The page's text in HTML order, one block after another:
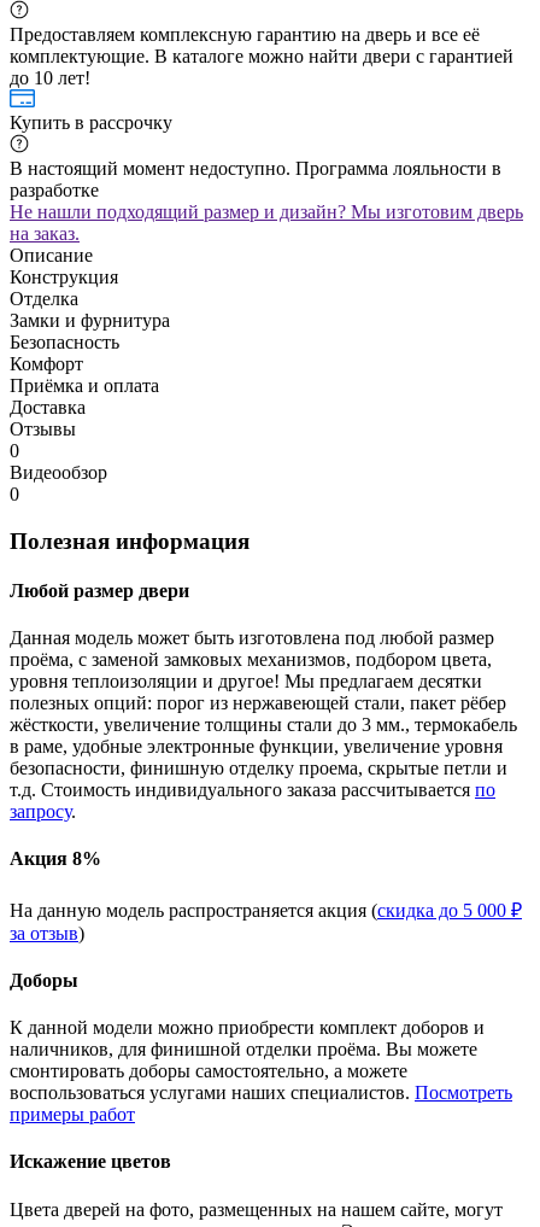
Предоставляем комплексную гарантию на дверь и все её
комплектующие. В каталоге можно найти двери с гарантией
до 10 лет!
Купить в рассрочку
В настоящий момент недоступно. Программа лояльности в
разработке
Не нашли подходящий размер и дизайн? Мы изготовим дверь
на заказ.
Описание
Конструкция
Отделка
Замки и фурнитура
Безопасность
Комфорт
Приёмка и оплата
Доставка
Отзывы
0
Видеообзор
0
Полезная информация
Любой размер двери
Данная модель может быть изготовлена под любой размер
проёма, с заменой замковых механизмов, подбором цвета,
уровня теплоизоляции и другое! Мы предлагаем десятки
полезных опций: порог из нержавеющей стали, пакет рёбер
жёсткости, увеличение толщины стали до 3 мм., термокабель
в раме, удобные электронные функции, увеличение уровня
безопасности, финишную отделку проема, скрытые петли и
т.д. Стоимость индивидуального заказа рассчитывается по
запросу.
Акция 8%
На данную модель распространяется акция (скидка до 5 000 ₽
за отзыв)
Доборы
К данной модели можно приобрести комплект доборов и
наличников, для финишной отделки проёма. Вы можете
смонтировать доборы самостоятельно, а можете
воспользоваться услугами наших специалистов. Посмотреть
примеры работ
Искажение цветов
Цвета дверей на фото, размещенных на нашем сайте, могут